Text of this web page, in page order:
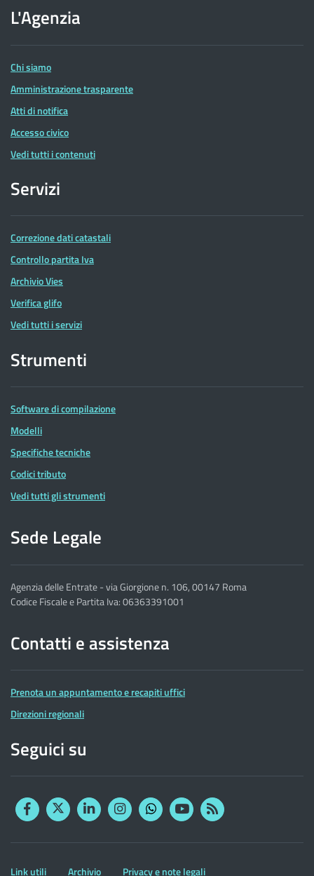
dell'Agenzia
delle
Entrate
L'Agenzia
Chi siamo
Amministrazione trasparente
Atti di notifica
Accesso civico
Vedi tutti i contenuti
Servizi
Correzione dati catastali
Controllo partita Iva
Archivio Vies
Verifica glifo
Vedi tutti i servizi
Strumenti
Software di compilazione
Modelli
Specifiche tecniche
Codici tributo
Vedi tutti gli strumenti
Sede Legale
Agenzia delle Entrate - via Giorgione n. 106, 00147 Roma
Codice Fiscale e Partita Iva: 06363391001
Contatti e assistenza
Prenota un appuntamento e recapiti uffici
Direzioni regionali
Seguici su
FacebookTwitterLinkedinInstagram
YouTubeRSS
Altre
Link utili Archivio Privacy e note legali